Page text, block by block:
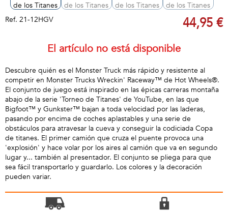
Ref. 21-12HGV 44,95 €
El artículo no está disponible
Descubre quién es el Monster Truck más rápido y resistente al
competir en Monster Trucks Wreckin' Raceway™ de Hot Wheels®.
El conjunto de juego está inspirado en las épicas carreras montaña
abajo de la serie 'Torneo de Titanes' de YouTube, en las que
Bigfoot™ y Gunkster™ bajan a toda velocidad por las laderas,
pasando por encima de coches aplastables y una serie de
obstáculos para atravesar la cueva y conseguir la codiciada Copa
de titanes. El primer camión que cruza el puente provoca una
'explosión' y hace volar por los aires al camión que va en segundo
lugar y... también al presentador. El conjunto se pliega para que
sea fácil transportarlo y guardarlo. Los colores y la decoración
pueden variar.